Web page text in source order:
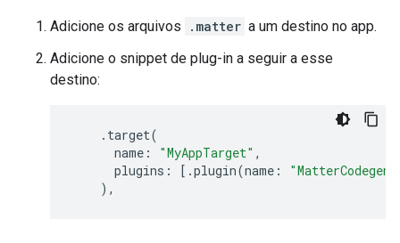
Adicione os arquivos .matter a um destino no app.
Adicione o snippet de plug-in a seguir a esse
destino:
. target(
name : "MyAppTarget" ,
plugins : [.plugin(name :
),